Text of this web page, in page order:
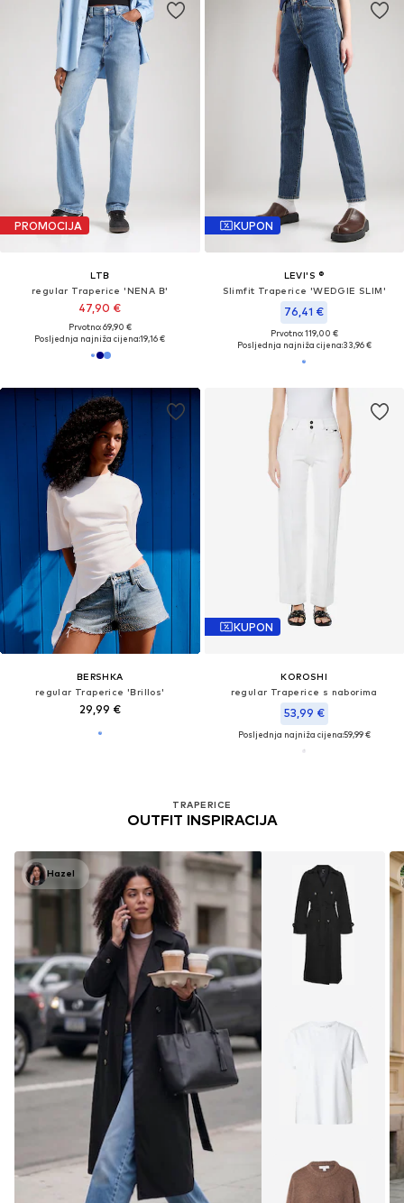
PROMOCIJA
LTB
regular Traperice 'NENA B'
47,90 €
Prvotno: 69,90 €
Posljednja najniža cijena:19,16 €
KUPON
LEVI'S ®
Slimfit Traperice 'WEDGIE SLIM'
76,41 €
Prvotno: 119,00 €
Posljednja najniža cijena:33,96 €
BERSHKA
regular Traperice 'Brillos'
29,99 €
KUPON
KOROSHI
regular Traperice s naborima
53,99 €
Posljednja najniža cijena:59,99 €
TRAPERICE
OUTFIT INSPIRACIJA
Hazel